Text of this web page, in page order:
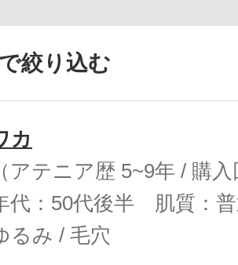
絞り込む
カ
（アテニア歴 5~9年 / 購
代：50代後半 肌質：
るみ / 毛穴